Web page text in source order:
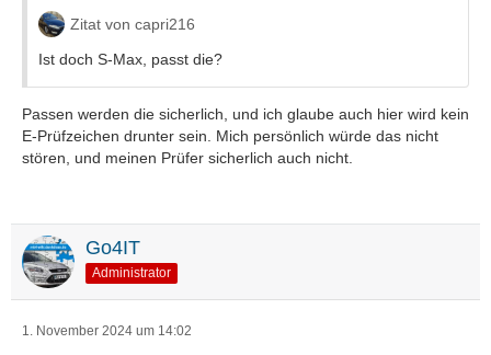
Zitat von capri216
Ist doch S-Max, passt die?
Passen werden die sicherlich, und ich glaube auch hier wird kein
E-Prüfzeichen drunter sein. Mich persönlich würde das nicht
stören, und meinen Prüfer sicherlich auch nicht.
Go4IT
Administrator
1. November 2024 um 14:02